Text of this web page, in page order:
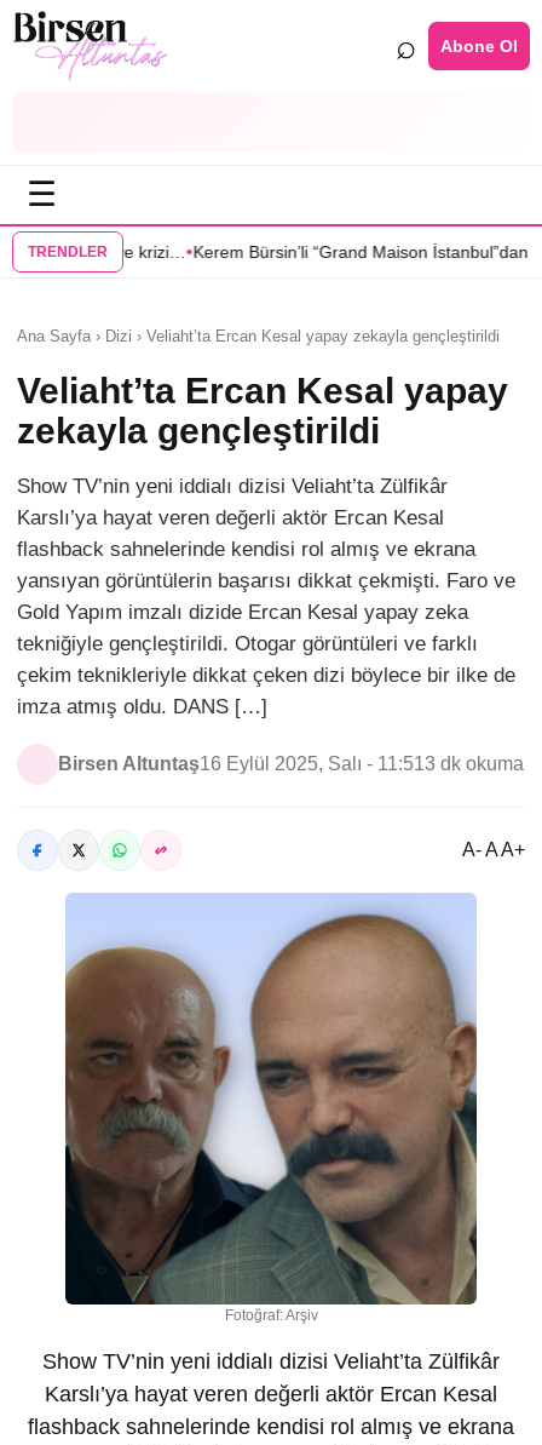
⌕ Abone Ol
☰
TRENDLER
Kerem Bürsin’li “Grand Maison İstanbul”dan Sıla Türkoğlu’na teklif
Ana Sayfa › Dizi › Veliaht’ta Ercan Kesal yapay zekayla gençleştirildi
Veliaht’ta Ercan Kesal yapay
zekayla gençleştirildi
Show TV’nin yeni iddialı dizisi Veliaht’ta Zülfikâr
Karslı’ya hayat veren değerli aktör Ercan Kesal
flashback sahnelerinde kendisi rol almış ve ekrana
yansıyan görüntülerin başarısı dikkat çekmişti. Faro ve
Gold Yapım imzalı dizide Ercan Kesal yapay zeka
tekniğiyle gençleştirildi. Otogar görüntüleri ve farklı
çekim teknikleriyle dikkat çeken dizi böylece bir ilke de
imza atmış oldu. DANS […]
Birsen Altuntaş16 Eylül 2025, Salı - 11:513 dk okuma
A- A A+
Fotoğraf: Arşiv
Show TV’nin yeni iddialı dizisi Veliaht’ta Zülfikâr
Karslı’ya hayat veren değerli aktör Ercan Kesal
flashback sahnelerinde kendisi rol almış ve ekrana